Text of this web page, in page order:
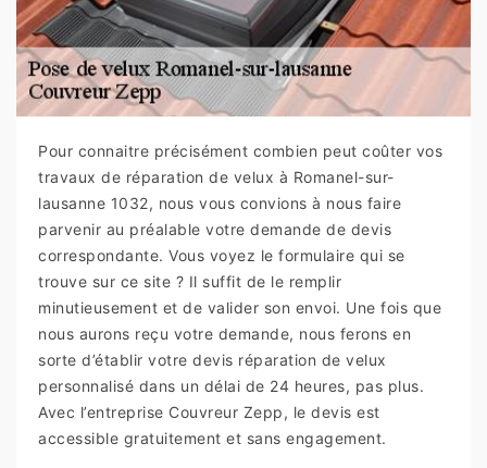
Pour connaitre précisément combien peut coûter vos
travaux de réparation de velux à Romanel-sur-
lausanne 1032, nous vous convions à nous faire
parvenir au préalable votre demande de devis
correspondante. Vous voyez le formulaire qui se
trouve sur ce site ? Il suffit de le remplir
minutieusement et de valider son envoi. Une fois que
nous aurons reçu votre demande, nous ferons en
sorte d’établir votre devis réparation de velux
personnalisé dans un délai de 24 heures, pas plus.
Avec l’entreprise Couvreur Zepp, le devis est
accessible gratuitement et sans engagement.